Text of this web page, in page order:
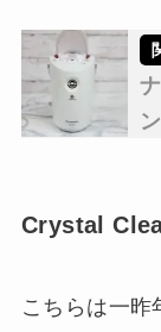
Crystal
こちらは一昨